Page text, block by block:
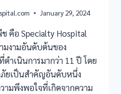
January 29, 2024
คือ Specialty Hospital
มงามอันดับต้นของ
ำเนินการมากว่า 11 ปี โดย
ภัยเป็นสำคัญอันดับหนึ่ง
มพึงพอใจที่เกิดจากความ